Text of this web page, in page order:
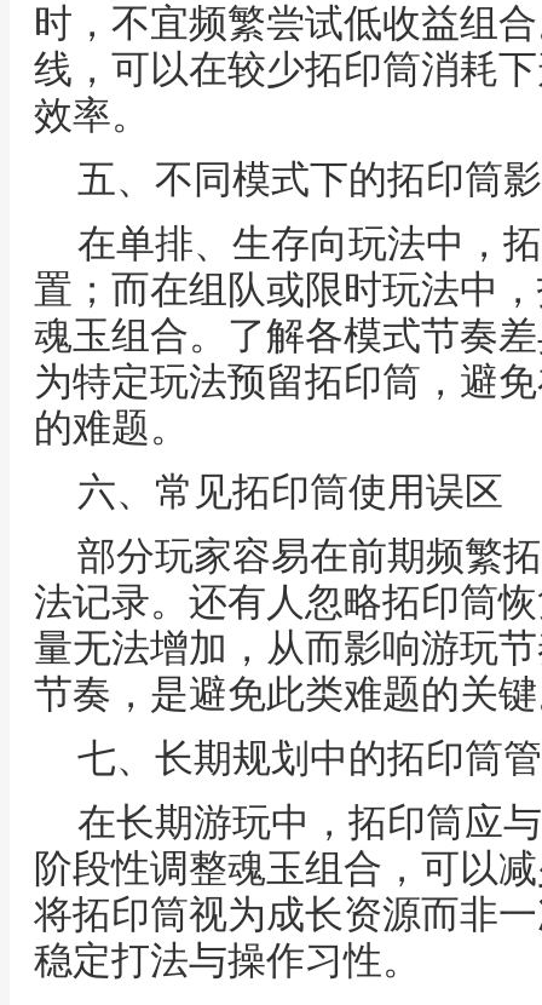
时，不宜频繁尝试低收益组
线，可以在较少拓印筒消耗
效率。
五、不同模式下的拓印筒
在单排、生存向玩法中，
置；而在组队或限时玩法中
魂玉组合。了解各模式节奏
为特定玩法预留拓印筒，避
的难题。
六、常见拓印筒使用误区
部分玩家容易在前期频繁
法记录。还有人忽略拓印筒
量无法增加，从而影响游玩
节奏，是避免此类难题的关
七、长期规划中的拓印筒
在长期游玩中，拓印筒应
阶段性调整魂玉组合，可以
将拓印筒视为成长资源而非
稳定打法与操作习性。